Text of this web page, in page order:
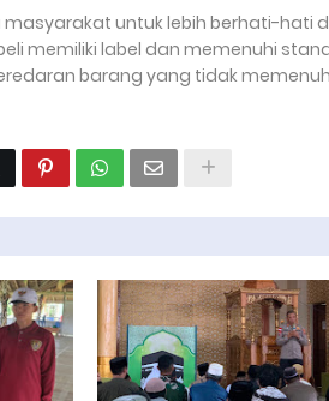
masyarakat untuk lebih berhati-hati
memiliki label dan memenuhi
barang yang tidak